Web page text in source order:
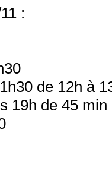
:
de 12h à
19h de 45 min